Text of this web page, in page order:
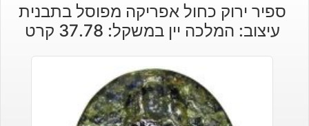
ספיר ירוק כחול אפריקה מפוסל בתבנית
עיצוב: המלכה יין במשקל: 37.78 קרט